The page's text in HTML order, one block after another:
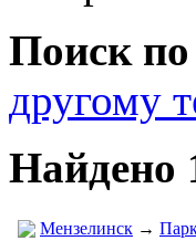
Поиск по
другому
Найдено
Мензелинск →